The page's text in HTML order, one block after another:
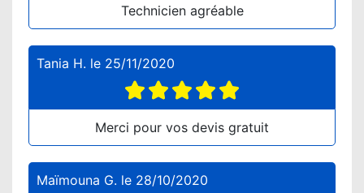
Technicien agréable
Tania H. le 25/11/2020
Merci pour vos devis gratuit
Maïmouna G. le 28/10/2020